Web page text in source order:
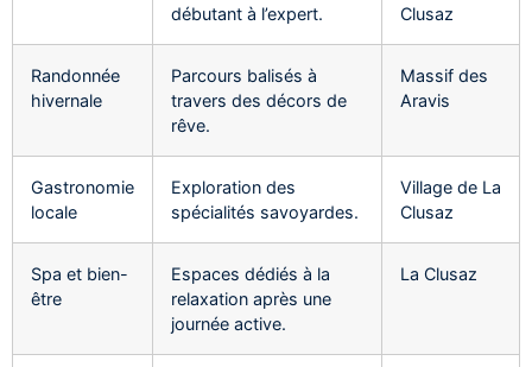
débutant à l’expert.
Clusaz
Randonnée
hivernale
Parcours balisés à
travers des décors de
rêve.
Massif des
Aravis
Gastronomie
locale
Exploration des
spécialités savoyardes.
Village de La
Clusaz
Spa et bien-
être
Espaces dédiés à la
relaxation après une
journée active.
La Clusaz